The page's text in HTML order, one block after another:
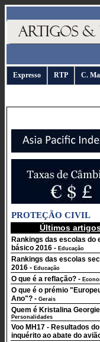
Expresso RTP C.
PROTEÇÃO CIVIL
Últimos
Rankings das escolas do
básico 2016 - Educação
Rankings das escolas
2016 - Educação
O que é a reflação? -
O que é o prémio
Ano"? - Gerais
Quem é Kristalina
Personalidades
Voo MH17 - Resultados do
inquérito ao abate do